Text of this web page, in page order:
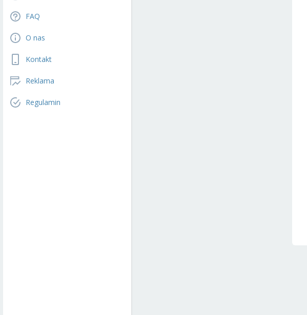
FAQ
O nas
Kontakt
Reklama
Regulamin